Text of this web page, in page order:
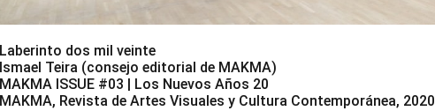
Laberinto dos mil veinte
Ismael Teira (consejo editorial de MAKMA)
MAKMA ISSUE #03 | Los Nuevos Años 20
MAKMA, Revista de Artes Visuales y Cultura Contemporánea, 2020